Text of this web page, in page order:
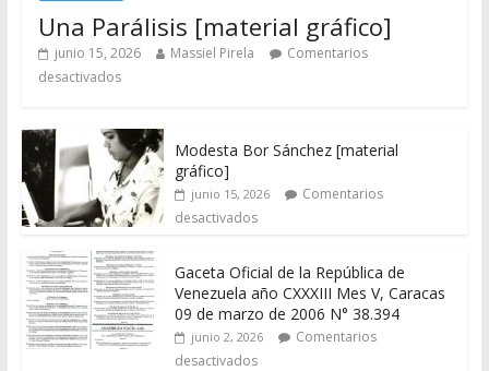
Una Parálisis [material gráfico]
junio 15, 2026 Massiel Pirela
Comentarios
desactivados
Modesta Bor Sánchez [material
gráfico]
junio 15, 2026
Comentarios
desactivados
Gaceta Oficial de la República de
Venezuela año CXXXIII Mes V, Caracas
09 de marzo de 2006 N° 38.394
junio 2, 2026
Comentarios
desactivados